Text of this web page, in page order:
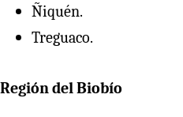
Ñiquén.
Treguaco.
Región del Biobío